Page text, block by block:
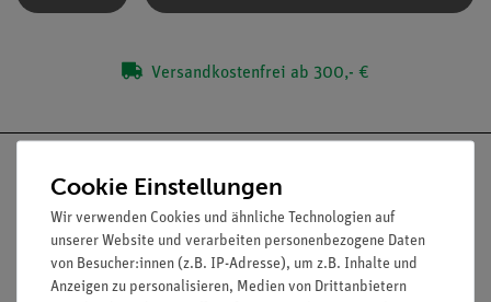
Versandkostenfrei ab 300,- €
Nach oben
Cookie Einstellungen
Wir verwenden Cookies und ähnliche Technologien auf
unserer Website und verarbeiten personenbezogene Daten
von Besucher:innen (z.B. IP-Adresse), um z.B. Inhalte und
Anzeigen zu personalisieren, Medien von Drittanbietern